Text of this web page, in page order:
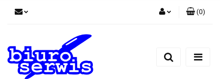
Zarejestruj się
(0)